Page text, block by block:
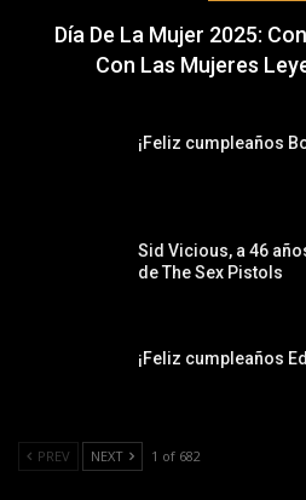
Día De La Mujer 2025:
Con Las Mujeres
¡Feliz cumpleaños
Sid Vicious, a 46
de The Sex Pistols
¡Feliz cumpleaños
PREV NEXT 1 of 682